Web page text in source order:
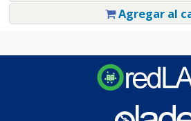
Agregar al